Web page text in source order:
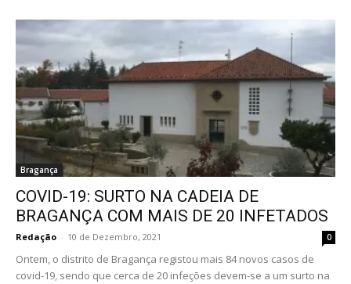
Bragança
COVID-19: SURTO NA CADEIA DE
BRAGANÇA COM MAIS DE 20 INFETADOS
Redação - 10 de Dezembro, 2021 0
Ontem, o distrito de Bragança registou mais 84 novos casos de
covid-19, sendo que cerca de 20 infeções devem-se a um surto na